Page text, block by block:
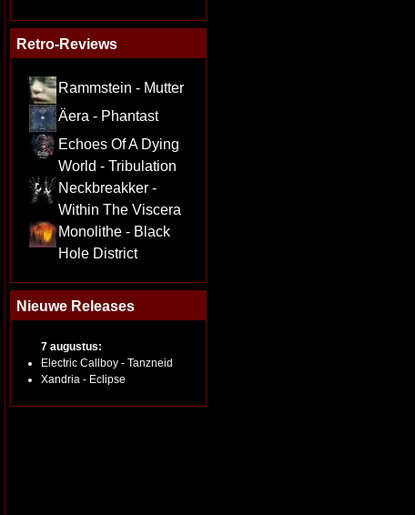
Retro-Reviews
Rammstein - Mutter
Äera - Phantast
Echoes Of A Dying
World - Tribulation
Neckbreakker -
Within The Viscera
Monolithe - Black
Hole District
Nieuwe Releases
7 augustus:
Electric Callboy - Tanzneid
Xandria - Eclipse